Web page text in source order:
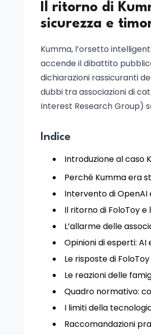
Il ritorno di
sicurezza e
Kumma, l’orsetto
accende il dibattito
dichiarazioni rassicuranti
dubbi tra associazioni di
Interest Research Group)
Indice
Introduzione al caso
Perché Kumma era
Intervento di OpenAI
Il ritorno di FoloToy e
L’allarme delle
Opinioni di esperti:
Le risposte di
Le reazioni delle
Quadro normativo:
I limiti della
Raccomandazioni